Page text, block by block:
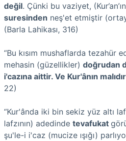
değil. Çünki bu vaziyet,
suresinden neş'et etmiştir
(Barla Lahikası, 316)
“Bu kısım mushaflarda tezahür
mehasin (güzellikler) doğrudan
i'cazına aittir. Ve Kur'ânın malıdır
22)
“Kur'ânda iki bin sekiz yüz altı
lafzının) adedinde tevafukat
şu'le-i i'caz (mucize ışığı)